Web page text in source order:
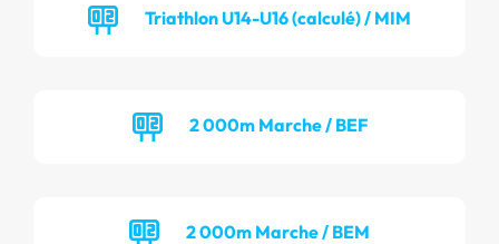
Triathlon U14-U16 (calculé) / MIM
2 000m Marche / BEF
2 000m Marche / BEM